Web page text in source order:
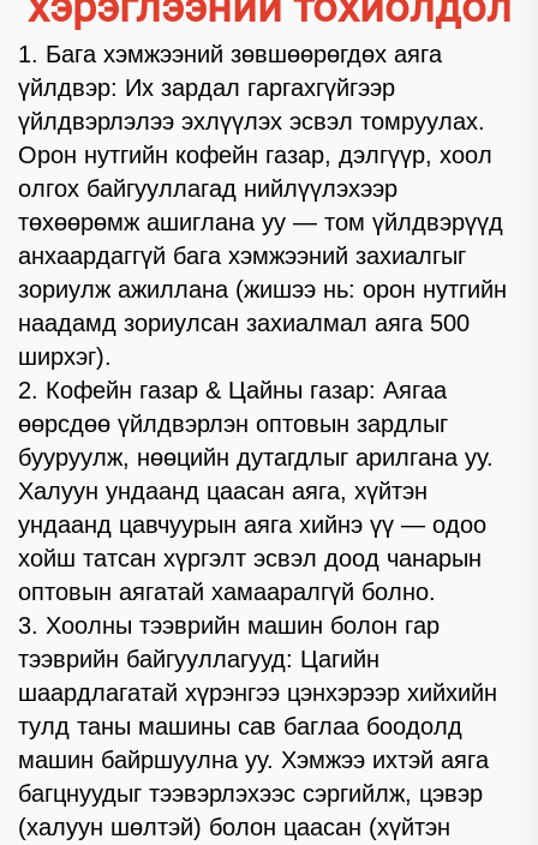
1. Бага хэмжээний зөвшөөрөгдөх аяга
үйлдвэр: Их зардал гаргахгүйгээр
үйлдвэрлэлээ эхлүүлэх эсвэл томруулах.
Орон нутгийн кофейн газар, дэлгүүр, хоол
олгох байгууллагад нийлүүлэхээр
төхөөрөмж ашиглана уу — том үйлдвэрүүд
анхаардаггүй бага хэмжээний захиалгыг
зориулж ажиллана (жишээ нь: орон нутгийн
наадамд зориулсан захиалмал аяга 500
ширхэг).
2. Кофейн газар & Цайны газар: Аягаа
өөрсдөө үйлдвэрлэн оптовын зардлыг
бууруулж, нөөцийн дутагдлыг арилгана уу.
Халуун ундаанд цаасан аяга, хүйтэн
ундаанд цавчуурын аяга хийнэ үү — одоо
хойш татсан хүргэлт эсвэл доод чанарын
оптовын аягатай хамааралгүй болно.
3. Хоолны тээврийн машин болон гар
тээврийн байгууллагууд: Цагийн
шаардлагатай хүрэнгээ цэнхэрээр хийхийн
тулд таны машины сав баглаа боодолд
машин байршуулна уу. Хэмжээ ихтэй аяга
багцнуудыг тээвэрлэхээс сэргийлж, цэвэр
(халуун шөлтэй) болон цаасан (хүйтэн